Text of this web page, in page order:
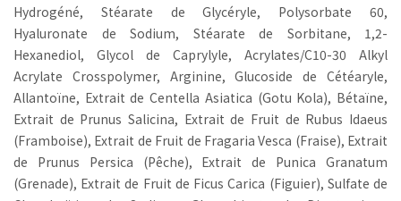
Hydrogéné, Stéarate de Glycéryle, Polysorbate 60,
Hyaluronate de Sodium, Stéarate de Sorbitane, 1,2-
Hexanediol, Glycol de Caprylyle, Acrylates/C10-30 Alkyl
Acrylate Crosspolymer, Arginine, Glucoside de Cétéaryle,
Allantoïne, Extrait de Centella Asiatica (Gotu Kola), Bétaïne,
Extrait de Prunus Salicina, Extrait de Fruit de Rubus Idaeus
(Framboise), Extrait de Fruit de Fragaria Vesca (Fraise), Extrait
de Prunus Persica (Pêche), Extrait de Punica Granatum
(Grenade), Extrait de Fruit de Ficus Carica (Figuier), Sulfate de